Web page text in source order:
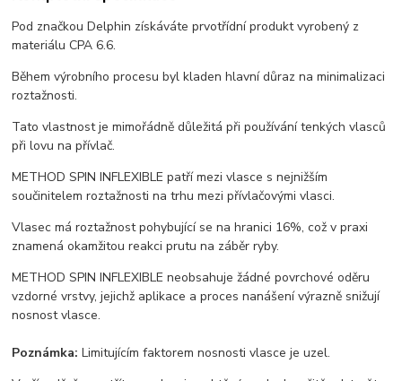
Pod značkou Delphin získáváte prvotřídní produkt vyrobený z
materiálu CPA 6.6.
Během výrobního procesu byl kladen hlavní důraz na minimalizaci
roztažnosti.
Tato vlastnost je mimořádně důležitá při používání tenkých vlasců
při lovu na přívlač.
METHOD SPIN INFLEXIBLE patří mezi vlasce s nejnižším
součinitelem roztažnosti na trhu mezi přívlačovými vlasci.
Vlasec má roztažnost pohybující se na hranici 16%, což v praxi
znamená okamžitou reakci prutu na záběr ryby.
METHOD SPIN INFLEXIBLE neobsahuje žádné povrchové oděru
vzdorné vrstvy, jejichž aplikace a proces nanášení výrazně snižují
nosnost vlasce.
Poznámka: Limitujícím faktorem nosnosti vlasce je uzel.